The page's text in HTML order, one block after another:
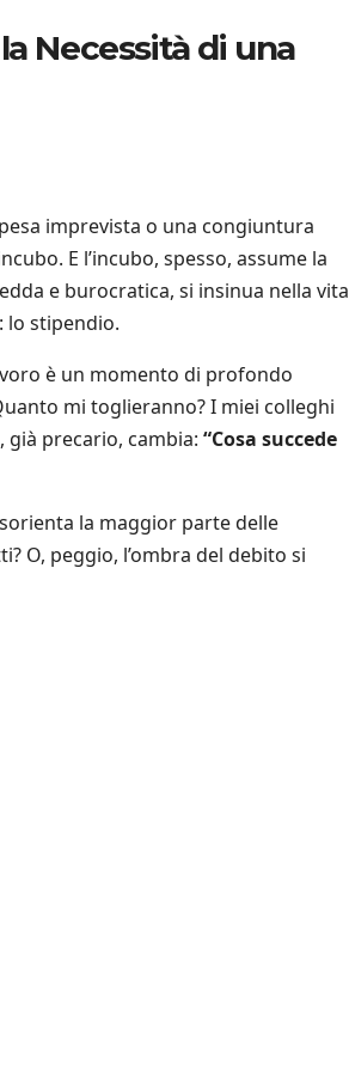
Necessità di una
imprevista o una congiuntura
E l’incubo, spesso, assume la
e burocratica, si insinua nella vita
lo stipendio.
è un momento di profondo
mi toglieranno? I miei colleghi
già precario, cambia: “Cosa succede
la maggior parte delle
O, peggio, l’ombra del debito si